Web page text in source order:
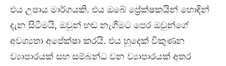
එය උපාය මාර්ගයකි. එය ඔබේ ප්‍රේක්ෂකයින් හොඳින්
දැන සිටීමයි, ඔවුන් හඬ නැගීමට පෙර ඔවුන්ගේ
අවශ්‍යතා අපේක්ෂා කරයි. එය හුදෙක් විකුණන
ව්‍යාපාරයක් සහ සම්බන්ධ වන ව්‍යාපාරයක් අතර